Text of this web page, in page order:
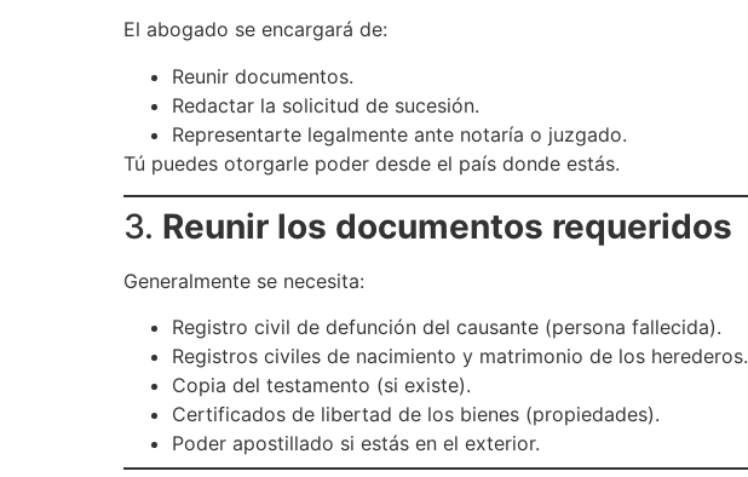
El abogado se encargará de:
Reunir documentos.
Redactar la solicitud de sucesión.
Representarte legalmente ante notaría o juzgado.
Tú puedes otorgarle poder desde el país donde estás.
3. Reunir los documentos requeridos
Generalmente se necesita:
Registro civil de defunción del causante (persona fallecida).
Registros civiles de nacimiento y matrimonio de los herederos.
Copia del testamento (si existe).
Certificados de libertad de los bienes (propiedades).
Poder apostillado si estás en el exterior.